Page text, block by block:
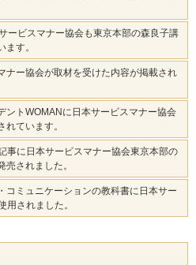
ービスマナー協会も東京本部の森良子講
す。
ナー協会が取材を受けた内容が掲載され
ントWOMANに日本サービスマナー協会
ています。
事に日本サービスマナー協会東京本部の
されました。
コミュニケーションの教科書に日本サー
用されました。